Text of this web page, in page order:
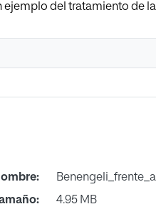
ejemplo del tratamiento de
4.95 MB